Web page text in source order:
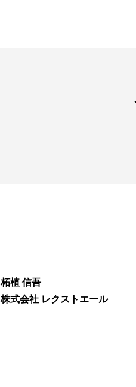
柘植 信吾
株式会社 レクストエール